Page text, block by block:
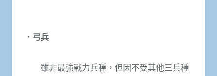
．弓兵
雖非最強戰力兵種，但因不受其他三兵種